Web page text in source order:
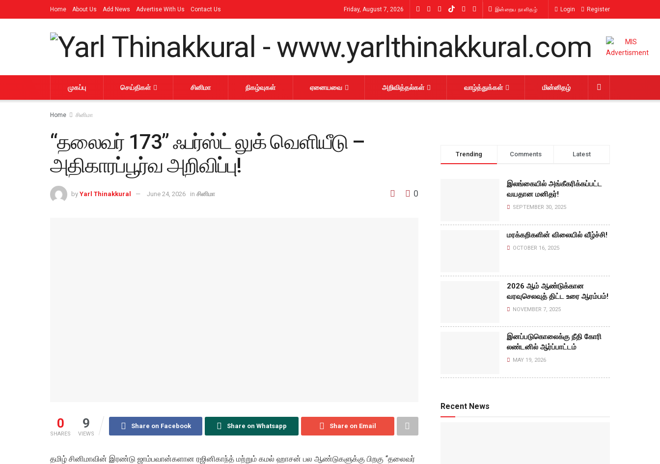
Home About Us Add News Advertise With Us Contact Us Friday, August 7, 2026 இன்றைய நாளிதழ் Login Register
முகப்பு செய்திகள் சினிமா நிகழ்வுகள் ஏனையவை அறிவித்தல்கள் வாழ்த்துக்கள் மின்னிதழ்
Home சினிமா
“தலைவர் 173” ஃபர்ஸ்ட் லுக் வெளியீடு –
அதிகாரப்பூர்வ அறிவிப்பு!
by Yarl Thinakkural June 24, 2026 in சினிமா 0
0
SHARES
9
VIEWS
Share on Facebook Share on Whatsapp Share on Email
தமிழ் சினிமாவின் இரண்டு ஜாம்பவான்களான ரஜினிகாந்த் மற்றும் கமல் ஹாசன் பல ஆண்டுகளுக்கு பிறகு “தலைவர்
Trending Comments Latest
இலங்கையில் அங்கீகரிக்கப்பட்ட
வயதான மனிதர்!
SEPTEMBER 30, 2025
மரக்கறிகளின் விலையில் வீழ்ச்சி!
OCTOBER 16, 2025
2026 ஆம் ஆண்டுக்கான
வரவுசெலவுத் திட்ட உரை ஆரம்பம்!
NOVEMBER 7, 2025
இனப்படுகொலைக்கு நீதி கோரி
லண்டனில் ஆர்ப்பாட்டம்
MAY 19, 2026
Recent News